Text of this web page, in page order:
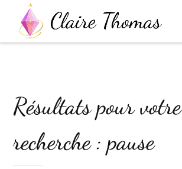
Résultats pour votre
recherche : pause